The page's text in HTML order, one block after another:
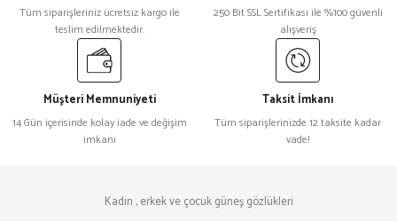
₺ 15.385
%23
L.G.R Manda Explorer Kare Siyah Erkek Güneş Gözlüğü
L.G.R Reunion 23B Yuvarlak Leopar Erkek Güneş Gözlüğü
Tüm siparişleriniz ücretsiz kargo ile
teslim edilmektedir.
250 Bit SSL Sertifikası ile %100 güvenli
alışveriş
Müşteri Memnuniyeti
14 Gün içerisinde kolay iade ve değişim
imkanı
Taksit İmkanı
Tüm siparişlerinizde 12 taksite kadar
vade!
Kadın , erkek ve çocuk güneş gözlükleri